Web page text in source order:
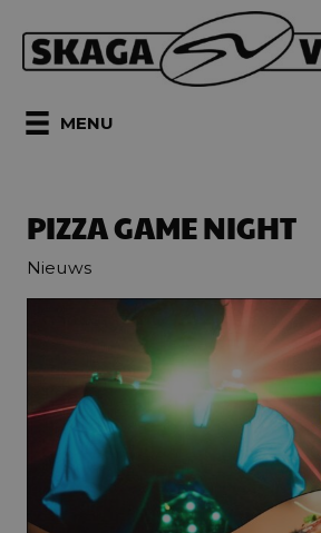
naar
inhoud MENU
PIZZA GAME NIGHT
Nieuws